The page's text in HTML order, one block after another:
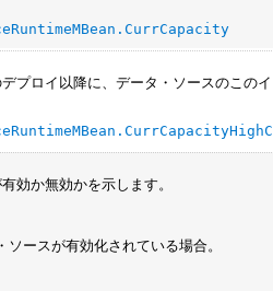
プロイ以降に、データ・ソースのこの
効か無効かを示します。
ソースが有効化されている場合。